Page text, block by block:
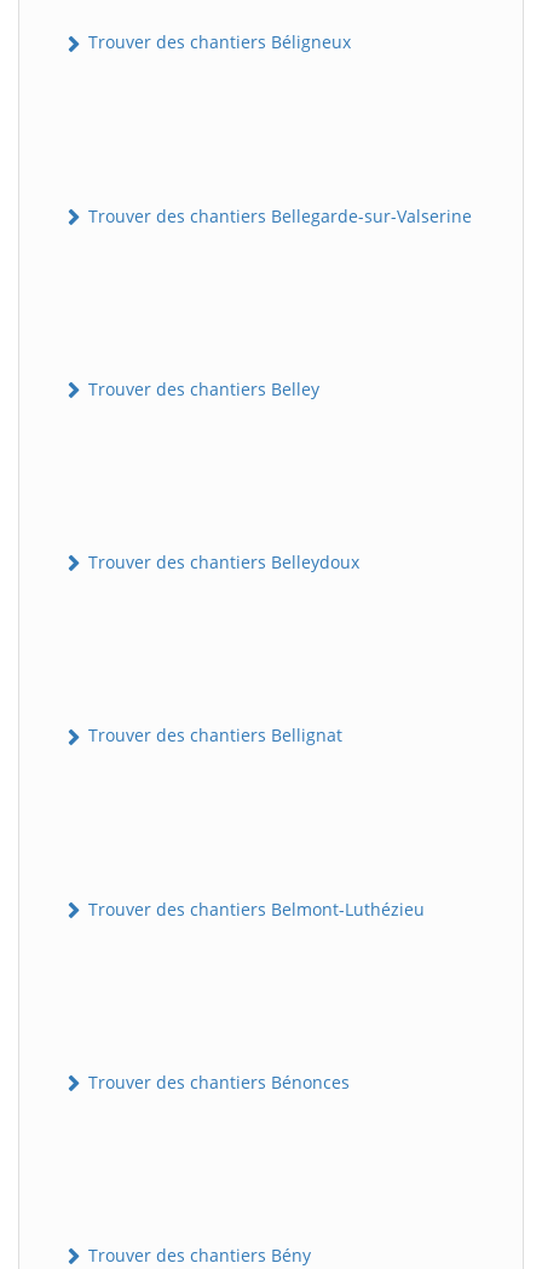
Trouver des chantiers Béligneux
Trouver des chantiers Bellegarde-sur-Valserine
Trouver des chantiers Belley
Trouver des chantiers Belleydoux
Trouver des chantiers Bellignat
Trouver des chantiers Belmont-Luthézieu
Trouver des chantiers Bénonces
Trouver des chantiers Bény